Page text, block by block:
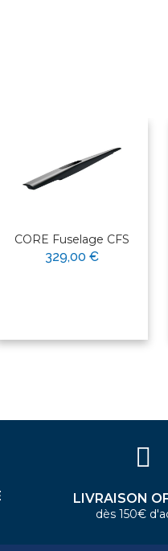
CORE Fuselage CFS
329,00 €
LIVRAISON
dès 150€